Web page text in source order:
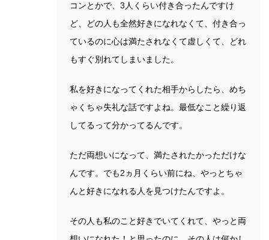
コンとかで、3人くらい付き合ったんですけ
ど、どの人も全然好きになれなくて、付き合っ
ているのに心は満たされなくて虚しくて、どれ
もすぐ別れてしまいました。
私を好きになってくれた相手からしたら、めち
ゃくちゃ失礼な話ですよね。最低なこと繰り返
してるって分かってるんです。
ただ両想いになって、満たされたかっただけな
んです。でも2ヵ月くらい前にね、やっとちゃ
んと好きになれる人を見つけたんですよ。
その人も私のこと好きでいてくれて、やっと両